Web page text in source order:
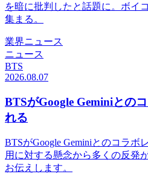
を暗に批判したと話題に。ボイ
集まる。
業界ニュース
ニュース
BTS
2026.08.07
BTSがGoogle Geminiとの
れる
BTSがGoogle Geminiとのコラボ
用に対する懸念から多くの反発
お伝えします。